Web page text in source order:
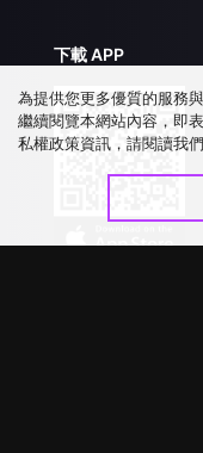
下載 APP
為提供您更多優質的服務
繼續閱覽本網站內容，即
私權政策資訊，請閱讀我